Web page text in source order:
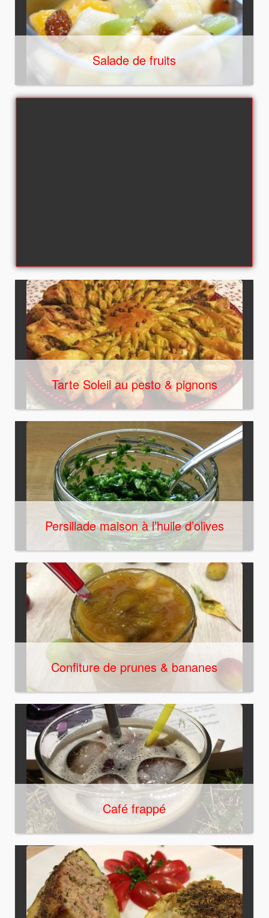
Salade de fruits
Tarte Soleil au pesto & pignons
Persillade maison à l’huile d’olives
Confiture de prunes & bananes
Café frappé